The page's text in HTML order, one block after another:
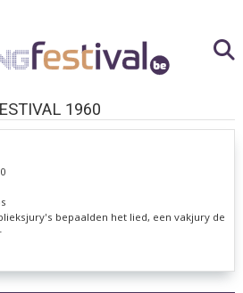
1960
bepaalden het lied, een vakjury de